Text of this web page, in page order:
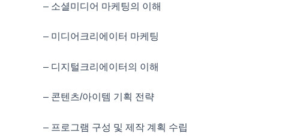
– 소셜미디어 마케팅의 이해
– 미디어크리에이터 마케팅
– 디지털크리에이터의 이해
– 콘텐츠/아이템 기획 전략
– 프로그램 구성 및 제작 계획 수립